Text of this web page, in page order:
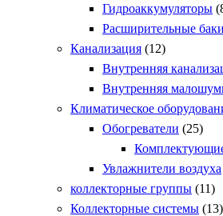
Гидроаккумуляторы
Расширительные баки
Канализация (12)
Внутренняя
Внутренняя
Климатическое
Обогреватели (25)
Увлажнители воздуха
коллекторные группы (11)
Коллекторные системы (13)